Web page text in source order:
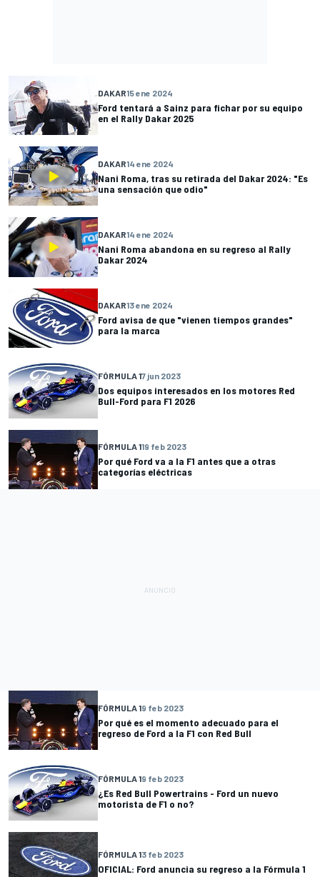
DAKAR15 ene 2024
Ford tentará a Sainz para fichar por su equipo
en el Rally Dakar 2025
DAKAR14 ene 2024
Nani Roma, tras su retirada del Dakar 2024: "Es
una sensación que odio"
DAKAR14 ene 2024
Nani Roma abandona en su regreso al Rally
Dakar 2024
DAKAR13 ene 2024
Ford avisa de que "vienen tiempos grandes"
para la marca
FÓRMULA 17 jun 2023
Dos equipos interesados en los motores Red
Bull-Ford para F1 2026
FÓRMULA 119 feb 2023
Por qué Ford va a la F1 antes que a otras
categorías eléctricas
FÓRMULA 19 feb 2023
Por qué es el momento adecuado para el
regreso de Ford a la F1 con Red Bull
FÓRMULA 19 feb 2023
¿Es Red Bull Powertrains - Ford un nuevo
motorista de F1 o no?
FÓRMULA 13 feb 2023
OFICIAL: Ford anuncia su regreso a la Fórmula 1